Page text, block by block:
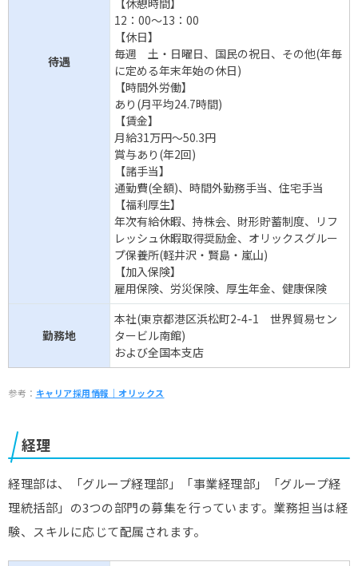
待遇
12：00～13：00
【休日】
毎週 土・日曜日、国民の祝日、その他(年毎
に定める年末年始の休日)
【時間外労働】
あり(月平均24.7時間)
【賃金】
月給31万円～50.3円
賞与あり(年2回)
【諸手当】
通勤費(全額)、時間外勤務手当、住宅手当
【福利厚生】
年次有給休暇、持株会、財形貯蓄制度、リフ
レッシュ休暇取得奨励金、オリックスグルー
プ保養所(軽井沢・賢島・嵐山)
【加入保険】
雇用保険、労災保険、厚生年金、健康保険
勤務地
本社(東京都港区浜松町2-4-1 世界貿易セン
タービル南館)
および全国本支店
参考： キャリア採用情報｜オリックス
経理
経理部は、「グループ経理部」「事業経理部」「グループ経
理統括部」の3つの部門の募集を行っています。業務担当は経
験、スキルに応じて配属されます。